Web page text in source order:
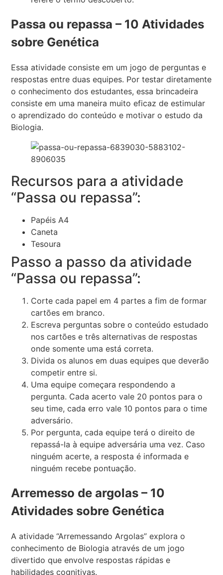
Passa ou repassa – 10 Atividades
sobre Genética
Essa atividade consiste em um jogo de perguntas e
respostas entre duas equipes. Por testar diretamente
o conhecimento dos estudantes, essa brincadeira
consiste em uma maneira muito eficaz de estimular
o aprendizado do conteúdo e motivar o estudo da
Biologia.
Recursos para a atividade
“Passa ou repassa”:
Papéis A4
Caneta
Tesoura
Passo a passo da atividade
“Passa ou repassa”:
Corte cada papel em 4 partes a fim de formar
cartões em branco.
Escreva perguntas sobre o conteúdo estudado
nos cartões e três alternativas de respostas
onde somente uma está correta.
Divida os alunos em duas equipes que deverão
competir entre si.
Uma equipe começara respondendo a
pergunta. Cada acerto vale 20 pontos para o
seu time, cada erro vale 10 pontos para o time
adversário.
Por pergunta, cada equipe terá o direito de
repassá-la à equipe adversária uma vez. Caso
ninguém acerte, a resposta é informada e
ninguém recebe pontuação.
Arremesso de argolas – 10
Atividades sobre Genética
A atividade “Arremessando Argolas” explora o
conhecimento de Biologia através de um jogo
divertido que envolve respostas rápidas e
habilidades cognitivas.